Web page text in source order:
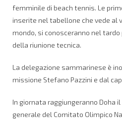
femminile di beach tennis. Le
inserite nel tabellone che vede al
mondo, si conosceranno nel
della riunione tecnica.
La delegazione sammarinese è
missione Stefano Pazzini e dal
In giornata raggiungeranno Doha
generale del Comitato Olimpico